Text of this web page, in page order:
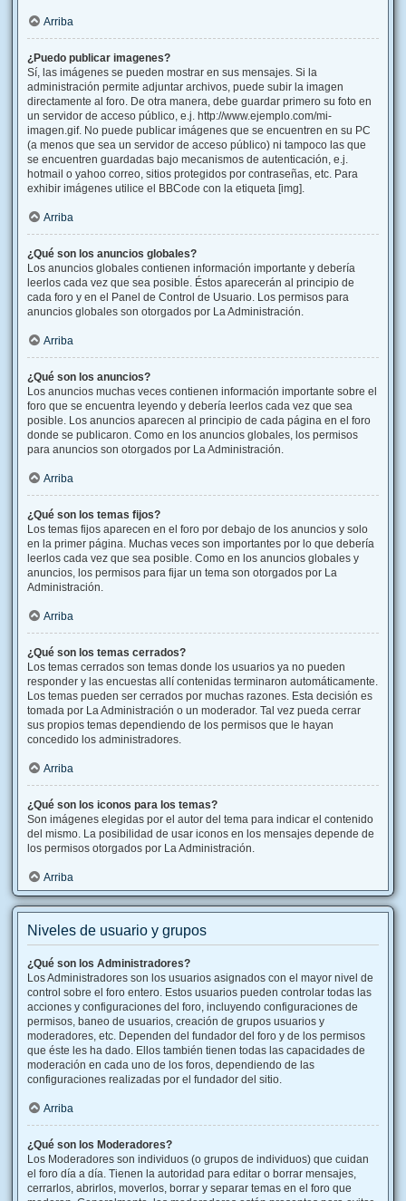
Arriba
¿Puedo publicar imagenes?
Sí, las imágenes se pueden mostrar en sus mensajes. Si la
administración permite adjuntar archivos, puede subir la imagen
directamente al foro. De otra manera, debe guardar primero su foto en
un servidor de acceso público, e.j. http://www.ejemplo.com/mi-
imagen.gif. No puede publicar imágenes que se encuentren en su PC
(a menos que sea un servidor de acceso público) ni tampoco las que
se encuentren guardadas bajo mecanismos de autenticación, e.j.
hotmail o yahoo correo, sitios protegidos por contraseñas, etc. Para
exhibir imágenes utilice el BBCode con la etiqueta [img].
Arriba
¿Qué son los anuncios globales?
Los anuncios globales contienen información importante y debería
leerlos cada vez que sea posible. Éstos aparecerán al principio de
cada foro y en el Panel de Control de Usuario. Los permisos para
anuncios globales son otorgados por La Administración.
Arriba
¿Qué son los anuncios?
Los anuncios muchas veces contienen información importante sobre el
foro que se encuentra leyendo y debería leerlos cada vez que sea
posible. Los anuncios aparecen al principio de cada página en el foro
donde se publicaron. Como en los anuncios globales, los permisos
para anuncios son otorgados por La Administración.
Arriba
¿Qué son los temas fijos?
Los temas fijos aparecen en el foro por debajo de los anuncios y solo
en la primer página. Muchas veces son importantes por lo que debería
leerlos cada vez que sea posible. Como en los anuncios globales y
anuncios, los permisos para fijar un tema son otorgados por La
Administración.
Arriba
¿Qué son los temas cerrados?
Los temas cerrados son temas donde los usuarios ya no pueden
responder y las encuestas allí contenidas terminaron automáticamente.
Los temas pueden ser cerrados por muchas razones. Esta decisión es
tomada por La Administración o un moderador. Tal vez pueda cerrar
sus propios temas dependiendo de los permisos que le hayan
concedido los administradores.
Arriba
¿Qué son los iconos para los temas?
Son imágenes elegidas por el autor del tema para indicar el contenido
del mismo. La posibilidad de usar iconos en los mensajes depende de
los permisos otorgados por La Administración.
Arriba
Niveles de usuario y grupos
¿Qué son los Administradores?
Los Administradores son los usuarios asignados con el mayor nivel de
control sobre el foro entero. Estos usuarios pueden controlar todas las
acciones y configuraciones del foro, incluyendo configuraciones de
permisos, baneo de usuarios, creación de grupos usuarios y
moderadores, etc. Dependen del fundador del foro y de los permisos
que éste les ha dado. Ellos también tienen todas las capacidades de
moderación en cada uno de los foros, dependiendo de las
configuraciones realizadas por el fundador del sitio.
Arriba
¿Qué son los Moderadores?
Los Moderadores son individuos (o grupos de individuos) que cuidan
el foro día a día. Tienen la autoridad para editar o borrar mensajes,
cerrarlos, abrirlos, moverlos, borrar y separar temas en el foro que